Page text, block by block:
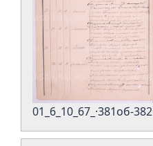
01_6_10_67_·381об-382